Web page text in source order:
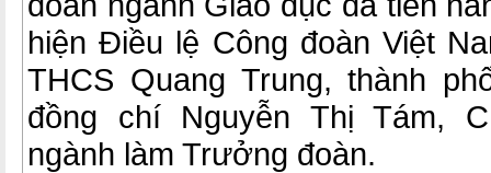
hiện Điều lệ Công đoàn Việt
THCS Quang Trung, thành
đồng chí Nguyễn Thị Tám,
ngành làm Trưởng đoàn.